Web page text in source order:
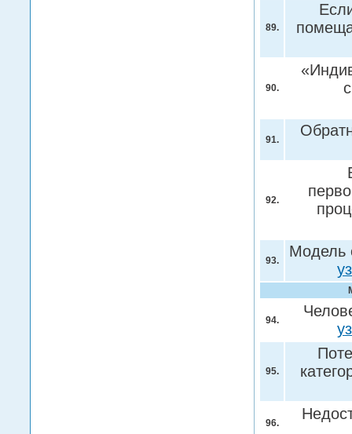
89.
90.
91.
92.
93.
Модель
94.
95.
96.